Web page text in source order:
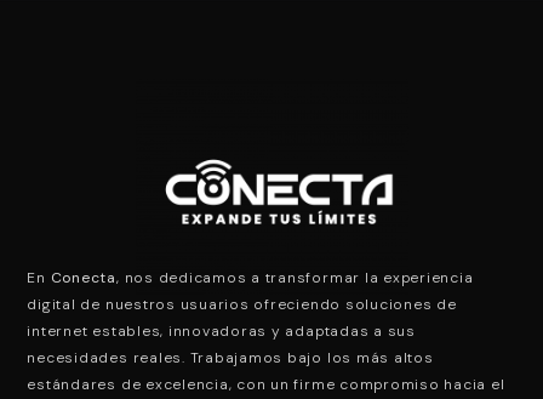
En Conecta, nos dedicamos a transformar la experiencia
digital de nuestros usuarios ofreciendo soluciones de
internet estables, innovadoras y adaptadas a sus
necesidades reales. Trabajamos bajo los más altos
estándares de excelencia, con un firme compromiso hacia el